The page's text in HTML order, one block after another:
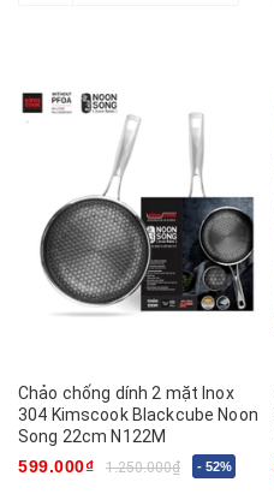
Chảo chống dính 2 mặt Inox
304 Kimscook Blackcube Noon
Song 22cm N122M
599.000₫
1.250.000₫ - 52%